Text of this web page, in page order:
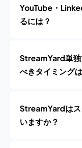
YouTube・
るには？
StreamYard単
べきタイミング
StreamYardはス
いますか？